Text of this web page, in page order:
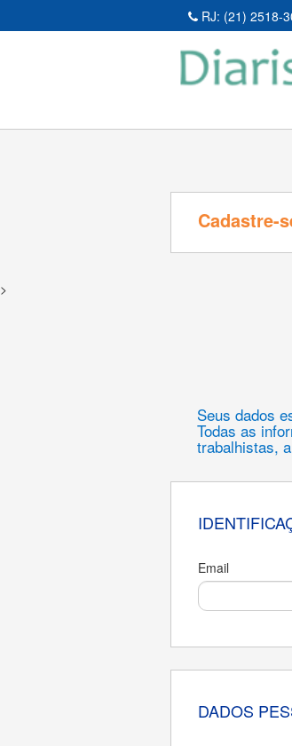
RJ: (21) 2518-
Cadastre-
>
Seus dados
Todas as
trabalhistas,
Email
DADOS